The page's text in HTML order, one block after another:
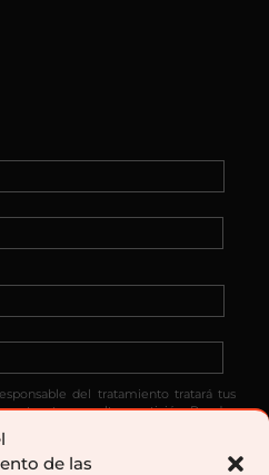
de las
del tratamiento tratará tus
a tu consulta o petición. Puedes
y detallada sobre protección de